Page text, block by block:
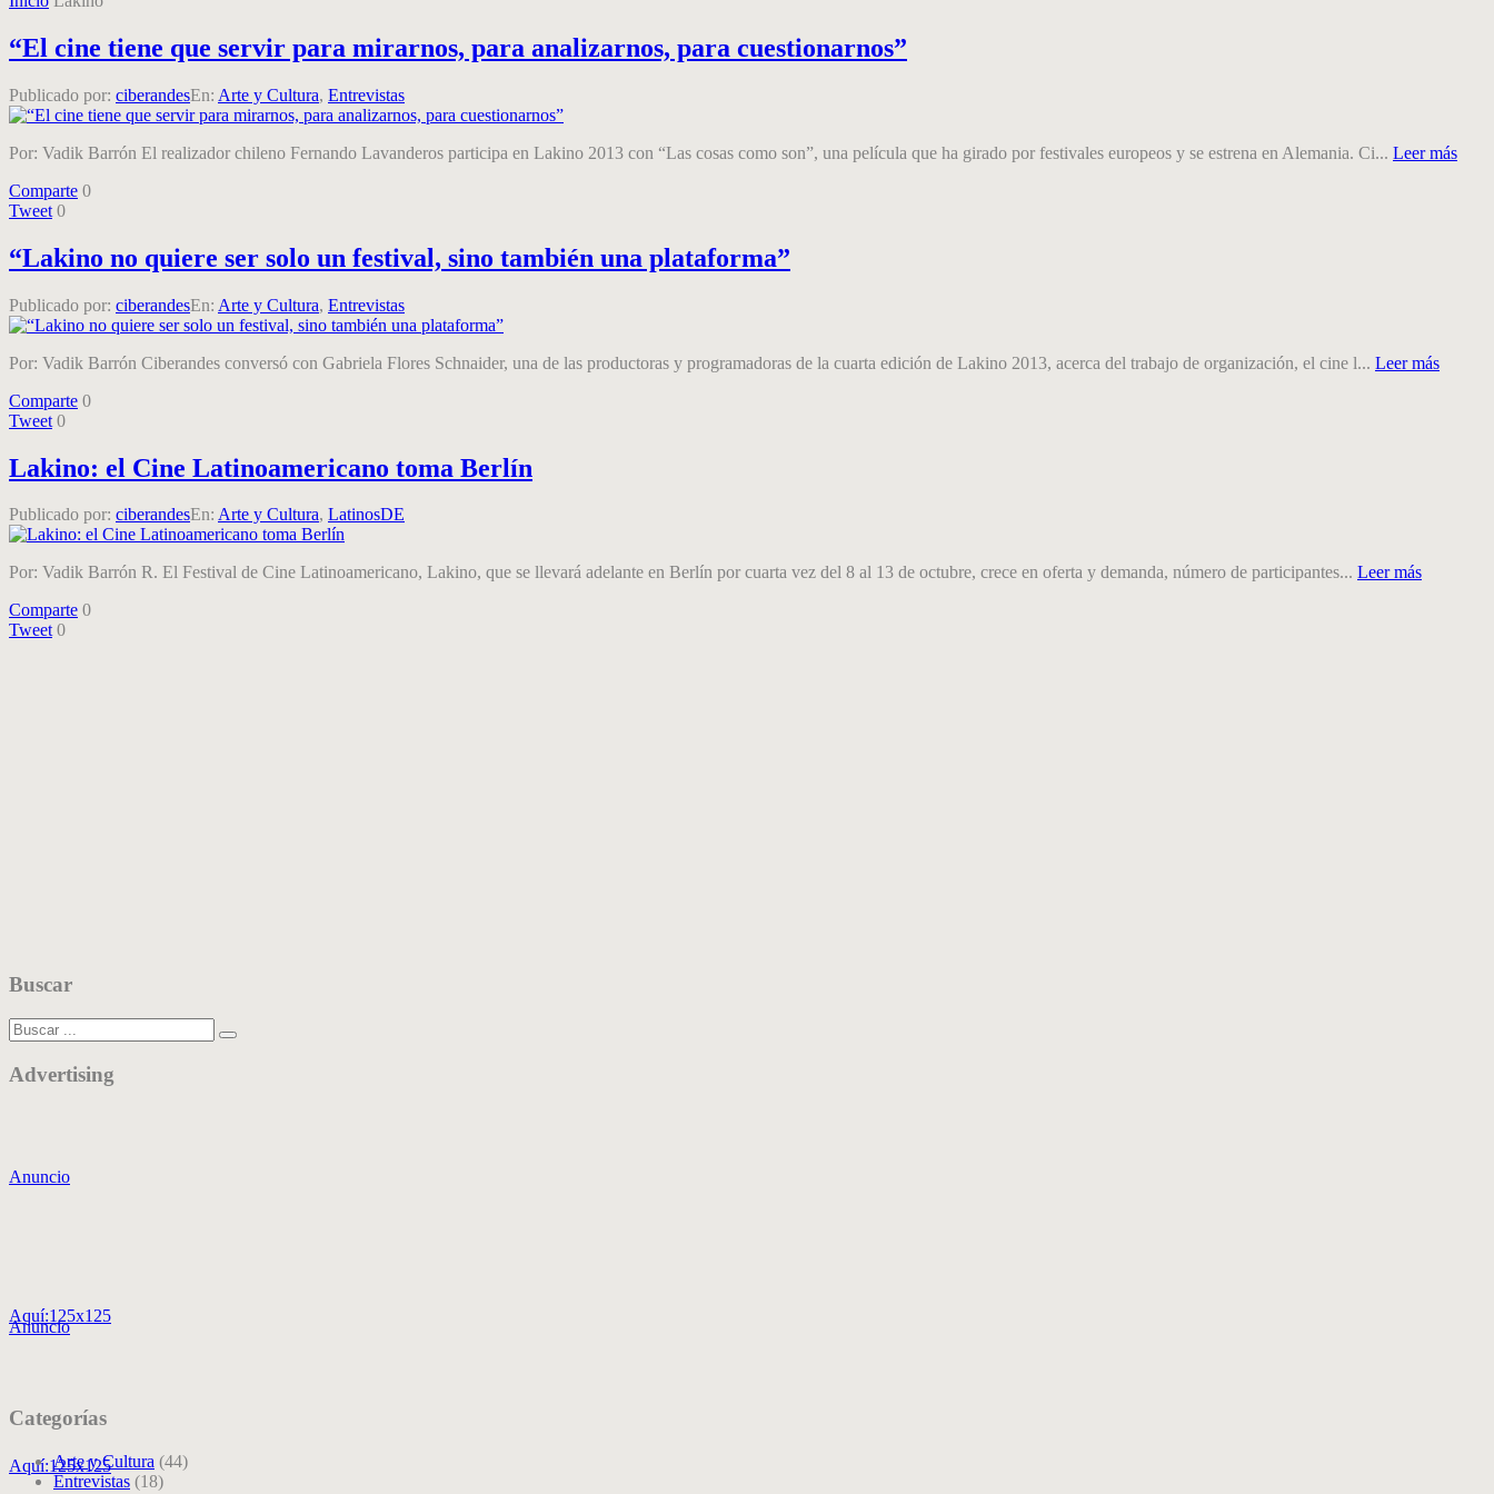
“El cine tiene que servir para mirarnos, para analizarnos, para cuestionarnos”
Publicado por: ciberandesEn: Arte y Cultura, Entrevistas
Por: Vadik Barrón El realizador chileno Fernando Lavanderos participa en Lakino 2013 con “Las cosas como son”, una película que ha girado por festivales europeos y se estrena en Alemania. Ci... Leer más
Comparte 0
Tweet 0
“Lakino no quiere ser solo un festival, sino también una plataforma”
Publicado por: ciberandesEn: Arte y Cultura, Entrevistas
Por: Vadik Barrón Ciberandes conversó con Gabriela Flores Schnaider, una de las productoras y programadoras de la cuarta edición de Lakino 2013, acerca del trabajo de organización, el cine l... Leer más
Comparte 0
Tweet 0
Lakino: el Cine Latinoamericano toma Berlín
Publicado por: ciberandesEn: Arte y Cultura, LatinosDE
Por: Vadik Barrón R. El Festival de Cine Latinoamericano, Lakino, que se llevará adelante en Berlín por cuarta vez del 8 al 13 de octubre, crece en oferta y demanda, número de participantes... Leer más
Comparte 0
Tweet 0
Buscar
Advertising
Anuncio
Aquí:125x125
Anuncio
Aquí:125x125
Categorías
Arte y Cultura (44)
Entrevistas (18)